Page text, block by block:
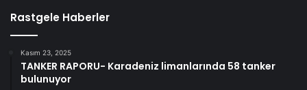
Rastgele Haberler
Kasım 23, 2025
TANKER RAPORU- Karadeniz limanlarında 58 tanker
bulunuyor